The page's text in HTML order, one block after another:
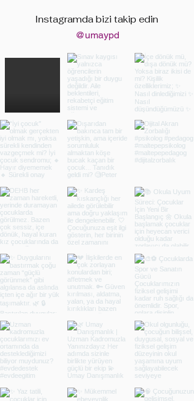
Instagramda bizitakip edin
@umaypd